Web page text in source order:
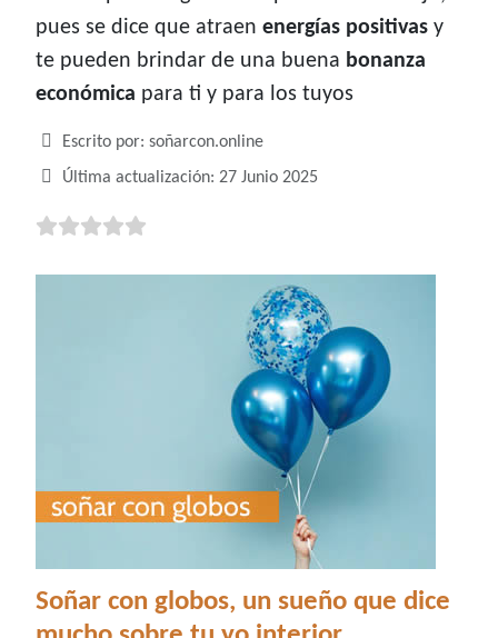
pues se dice que atraen energías positivas y
te pueden brindar de una buena bonanza
económica para ti y para los tuyos
Detalles
Escrito por: soñarcon.online
Última actualización: 27 Junio 2025
Soñar con globos, un sueño que dice